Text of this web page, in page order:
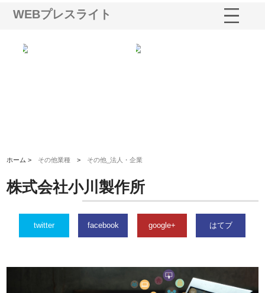
WEBプレスライト
ホーム > その他業種 > その他_法人・企業
株式会社小川製作所
twitter facebook google+ はてブ